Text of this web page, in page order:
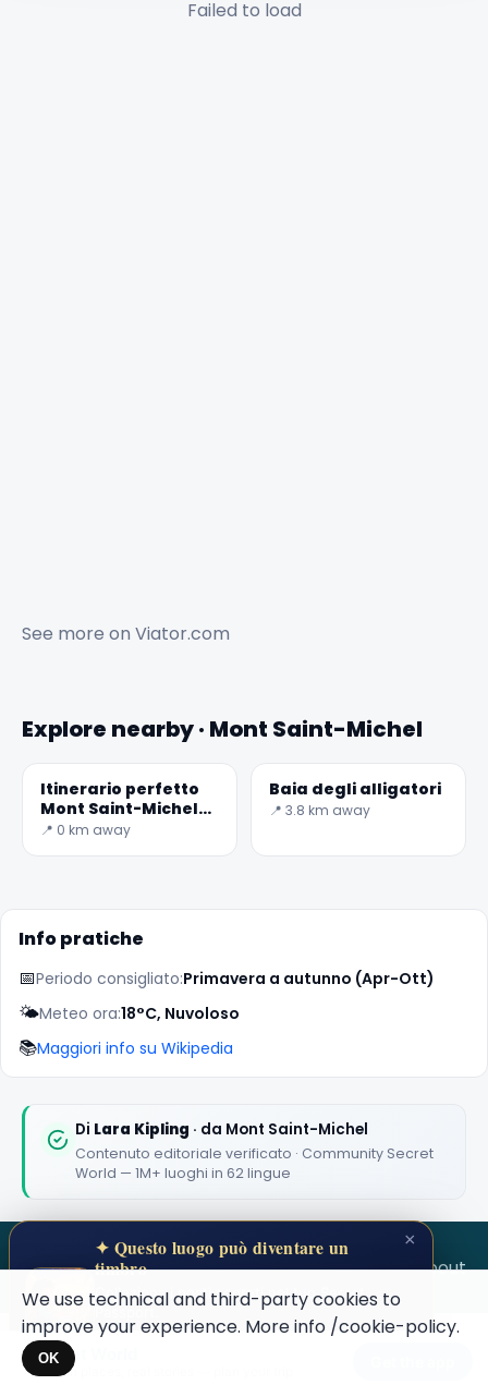
Failed to load
See more on Viator.com
Explore nearby · Mont Saint-Michel
Itinerario perfetto
Mont Saint-Michel
con AI nel 2026
📍 0 km away
Baia degli alligatori
📍 3.8 km away
Info pratiche
📅Periodo consigliato:Primavera a autunno (Apr-Ott)
🌤️Meteo ora:18°C, Nuvoloso
📚Maggiori info su Wikipedia
Di Lara Kipling · da Mont Saint-Michel
Contenuto editoriale verificato · Community Secret
World — 1M+ luoghi in 62 lingue
SECRET WORLD TermsPrivacyAbout
★★★★★
1,000,000+ places in your pocket. Free.
We use technical and third-party cookies to
improve your experience. More info /cookie-policy.
OK
× Secret World
Hidden places, real stories — plan your trip
×
✦ Questo luogo può diventare un
timbro
Colleziona i posti segreti nel tuo Secret